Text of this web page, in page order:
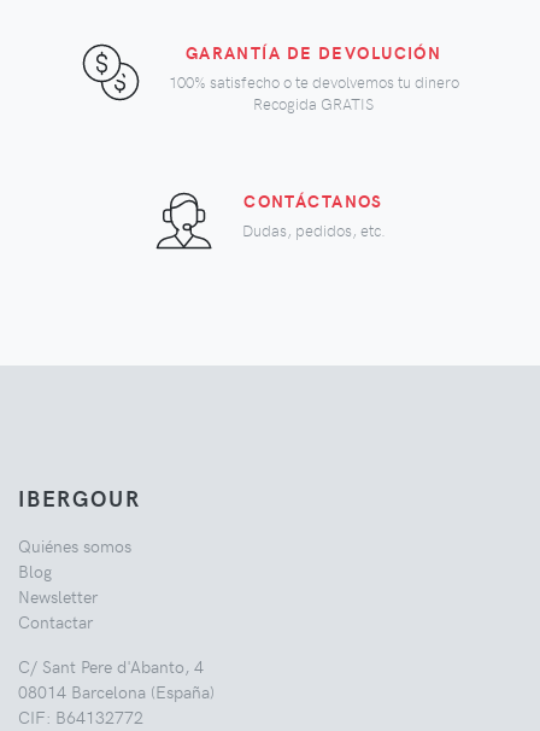
GARANTÍA DE DEVOLUCIÓN
100% satisfecho o te devolvemos tu dinero
Recogida GRATIS
CONTÁCTANOS
Dudas, pedidos, etc.
IBERGOUR
Quiénes somos
Blog
Newsletter
Contactar
C/ Sant Pere d'Abanto, 4
08014 Barcelona (España)
CIF: B64132772